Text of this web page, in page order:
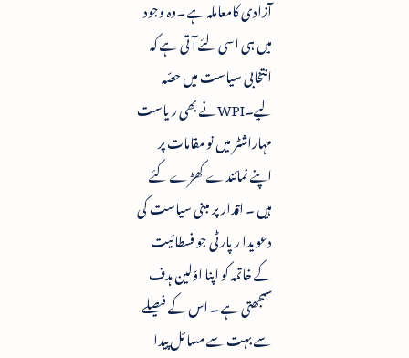
آزادی کامعاملہ ہے ۔وہ وجود
میں ہی اسی لئے آتی ہے کہ
انتخابی سیاست میں حصّہ
لیے۔WPIنے بھی ریاست
مہاراشٹر میں نو مقامات پر
اپنے نمائندے کھڑے کئے
ہیں ۔ اقدار پر مبنی سیاست کی
دعویدا ر پارٹی جو فسطا ئیت
کے خاتمہ کو اپنا اوّلین ہدف
سمجھتی ہے ۔ اس کے فیصلے
سے بہت سے مسائل پیدا